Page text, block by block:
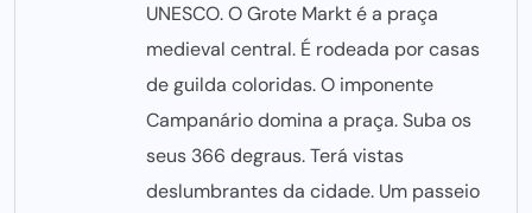
UNESCO. O Grote Markt é a praça
medieval central. É rodeada por casas
de guilda coloridas. O imponente
Campanário domina a praça. Suba os
seus 366 degraus. Terá vistas
deslumbrantes da cidade. Um passeio